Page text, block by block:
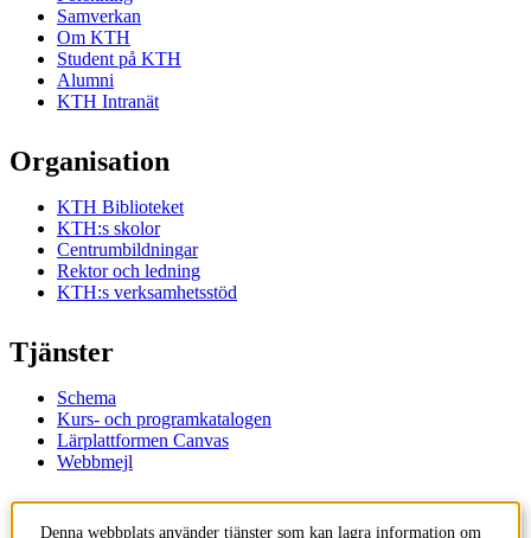
Samverkan
Om KTH
Student på KTH
Alumni
KTH Intranät
Organisation
KTH Biblioteket
KTH:s skolor
Centrumbildningar
Rektor och ledning
KTH:s verksamhetsstöd
Tjänster
Schema
Kurs- och programkatalogen
Lärplattformen Canvas
Webbmejl
Kontakt
Denna webbplats använder tjänster som kan lagra information om